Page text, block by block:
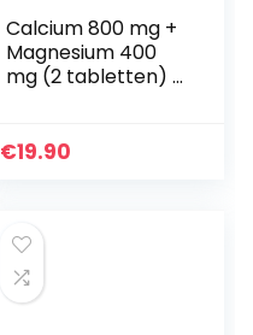
Calcium 800 mg +
Magnesium 400
mg (2 tabletten) –
voorraad –
€19.90